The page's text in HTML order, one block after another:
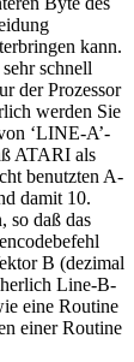
kann.
schnell
der Prozessor
werden Sie
‘LINE-A’-
ATARI als
benutzten A-
damit 10.
so daß das
B (dezimal
Line-B-
eine Routine
einer Routine